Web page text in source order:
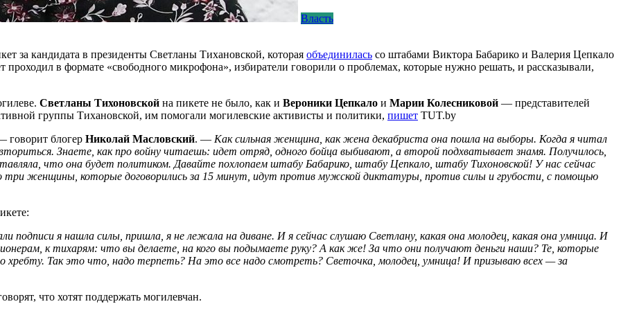
Власть
за кандидата в президенты Светланы Тихановской, которая объединилась со штабами Виктора Бабарико и Валерия Цепкало
проходил в формате «свободного микрофона», избиратели говорили о проблемах, которые нужно решать, и рассказывали,
Светланы Тихоновской на пикете не было, как и Вероники Цепкало и Марии Колесниковой — представителей
группы Тихановской, им помогали могилевские активисты и политики, пишет TUT.by
говорит блогер Николай Масловский. — Как сильная женщина, как жена декабриста она пошла на выборы. Когда я читал
Знаете, как про войну читаешь: идет отряд, одного бойца выбивают, а второй подхватывает знамя. Получилось,
что она будет политиком. Давайте похлопаем штабу Бабарико, штабу Цепкало, штабу Тихоновской! У нас сейчас
три женщины, которые договорились за 15 минут, идут против мужской диктатуры, против силы и грубости, с помощью
подписи я нашла силы, пришла, я не лежала на диване. И я сейчас слушаю Светлану, какая она молодец, какая она умница. И
к тихарям: что вы делаете, на кого вы подымаете руку? А как же! За что они получают деньги наши? Те, которые
Так это что, надо терпеть? На это все надо смотреть? Светочка, молодец, умница! И призываю всех — за
что хотят поддержать могилевчан.